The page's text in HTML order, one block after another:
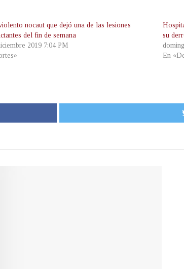
nocaut que dejó una de las lesiones
del fin de semana
2019 7:04 PM
su
En